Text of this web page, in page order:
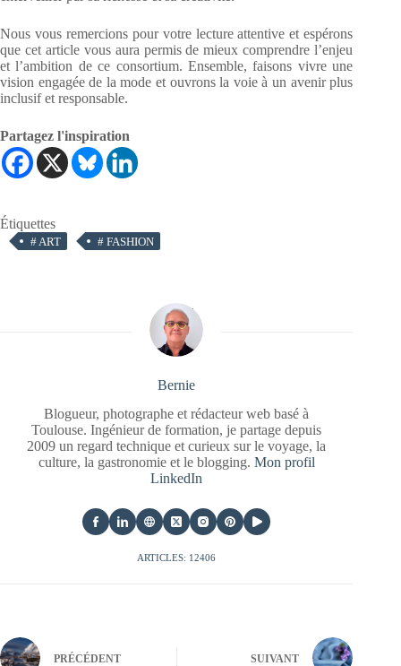
Nous vous remercions pour votre lecture attentive et espérons
que cet article vous aura permis de mieux comprendre l’enjeu
et l’ambition de ce consortium. Ensemble, faisons vivre une
vision engagée de la mode et ouvrons la voie à un avenir plus
inclusif et responsable.
Partagez l'inspiration
Étiquettes
# ART # FASHION
Bernie
Blogueur, photographe et rédacteur web basé à
Toulouse. Ingénieur de formation, je partage depuis
2009 un regard technique et curieux sur le voyage, la
culture, la gastronomie et le blogging. Mon profil
LinkedIn
ARTICLES: 12406
PRÉCÉDENT SUIVANT